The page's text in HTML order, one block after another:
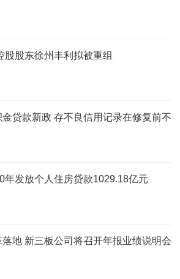
股股东徐州丰利拟被重组
贷款新政 存不良信用记录在修复前不
年发放个人住房贷款1029.18亿元
地 新三板公司将召开年报业绩说明会